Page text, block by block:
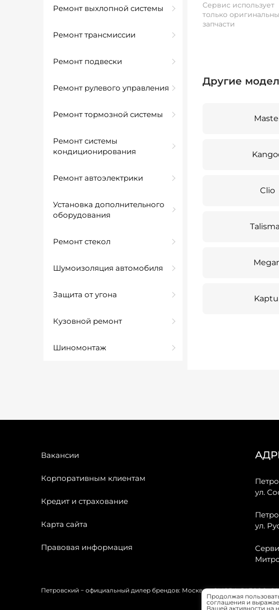
Ремонт выхлопной системы
Ремонт трансмиссии
Ремонт подвески
Ремонт рулевого управления
Ремонт тормозной системы
Ремонт системы
кондиционирования
Ремонт автоэлектрики
Установка дополнительного
оборудования
Ремонт стекол
Шумоизоляция автомобиля
Защита от угона
Кузовной ремонт
Шиномонтаж
Сервис использует
только
запчасти
Другие
Clio
Вакансии
Корпоративным клиентам
Кредит и страхование
Карта сайта
Правовая информация
ул.
ул.
Петровский − официальный дилер брендов: Москвич, OMODA, JAECOO,
Продолжая
соглашения и
Вашей активности на